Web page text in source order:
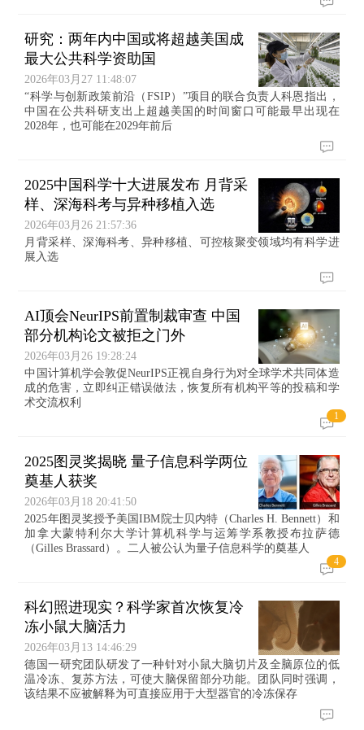
研究：两年内中国或将超越美国成
最大公共科学资助国
2026年03月27 11:48:07
“科学与创新政策前沿（FSIP）”项目的联合负责人科恩指出，
中国在公共科研支出上超越美国的时间窗口可能最早出现在
2028年，也可能在2029年前后
2025中国科学十大进展发布 月背采
样、深海科考与异种移植入选
2026年03月26 21:57:36
月背采样、深海科考、异种移植、可控核聚变领域均有科学进
展入选
AI顶会NeurIPS前置制裁审查 中国
部分机构论文被拒之门外
2026年03月26 19:28:24
中国计算机学会敦促NeurIPS正视自身行为对全球学术共同体造
成的危害，立即纠正错误做法，恢复所有机构平等的投稿和学
术交流权利
1
2025图灵奖揭晓 量子信息科学两位
奠基人获奖
2026年03月18 20:41:50
2025年图灵奖授予美国IBM院士贝内特（Charles H. Bennett）和
加拿大蒙特利尔大学计算机科学与运筹学系教授布拉萨德
（Gilles Brassard）。二人被公认为量子信息科学的奠基人
4
科幻照进现实？科学家首次恢复冷
冻小鼠大脑活力
2026年03月13 14:46:29
德国一研究团队研发了一种针对小鼠大脑切片及全脑原位的低
温冷冻、复苏方法，可使大脑保留部分功能。团队同时强调，
该结果不应被解释为可直接应用于大型器官的冷冻保存